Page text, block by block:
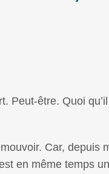
Peut-être. Quoi
Car, depuis
en même temps